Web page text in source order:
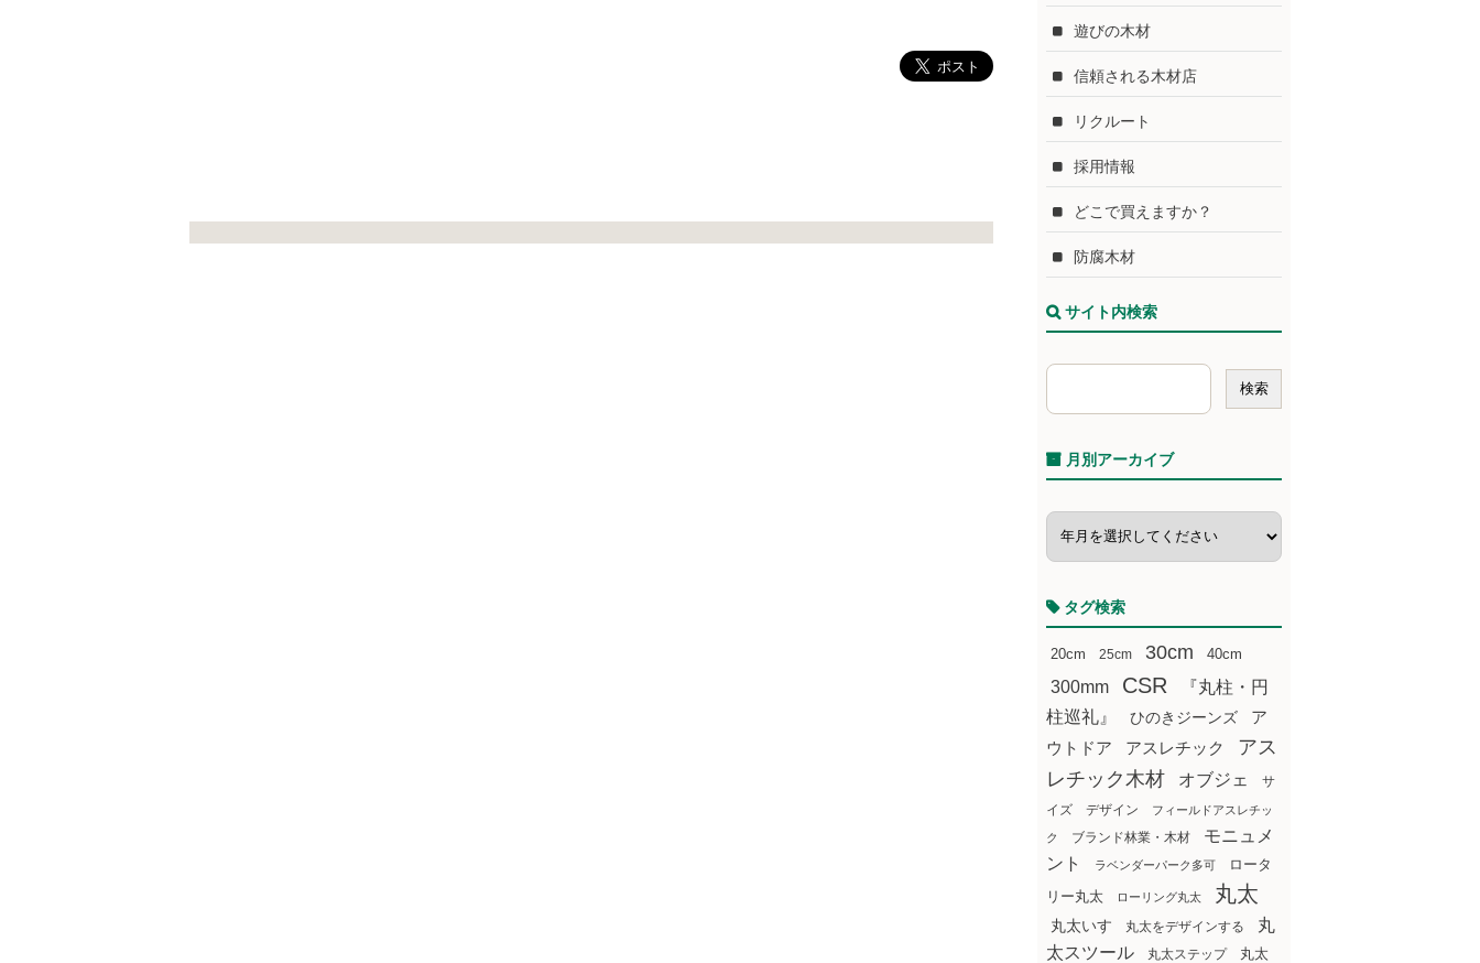
遊びの木材
信頼される木材店
リクルート
採用情報
どこで買えますか？
防腐木材
サイト内検索
月別アーカイブ
タグ検索
20cm 25cm 30cm 40cm
300mm CSR
『丸柱・円
柱巡礼』
ひのきジーンズ
ア
ウトドア
アスレチック
アス
レチック木材
オブジェ
サ
イズ
デザイン フィールドアスレチッ
ク ブランド林業・木材
モニュメ
ント
ラベンダーパーク多可
ロータ
リー丸太
ローリング丸太 丸太
丸太いす 丸太をデザインする
丸
太スツール
丸太ステップ
丸太